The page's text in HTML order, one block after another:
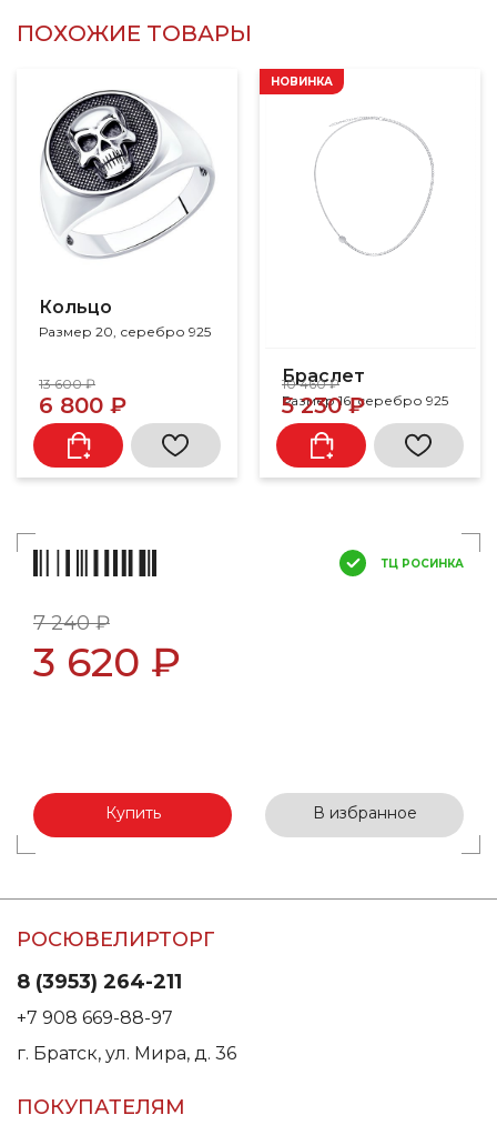
ПОХОЖИЕ ТОВАРЫ
Кольцо
Размер 20, серебро 925
13 600 ₽
6 800 ₽
Браслет
Размер 16, серебро 925
НОВИНКА
10 460 ₽
5 230 ₽
ТЦ РОСИНКА
7 240 ₽
3 620 ₽
Купить В избранное
РОСЮВЕЛИРТОРГ
8 (3953) 264-211
+7 908 669-88-97
г. Братск, ул. Мира, д. 36
ПОКУПАТЕЛЯМ